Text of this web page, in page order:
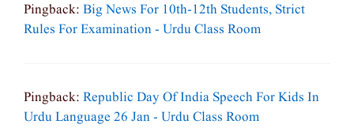
Pingback: Big News For 10th-12th Students, Strict
Rules For Examination - Urdu Class Room
Pingback: Republic Day Of India Speech For Kids In
Urdu Language 26 Jan - Urdu Class Room